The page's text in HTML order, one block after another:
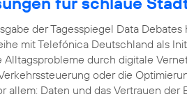
der Tagesspiegel Data
mit Telefónica Deutschland als
Alltagsprobleme durch digitale
oder die
allem: Daten und das Vertrauen der